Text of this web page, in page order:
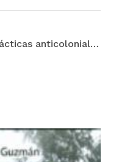
Saberes, conocimientos y prácticas anticoloniales del pueblo aymara-quechua en Bolivia